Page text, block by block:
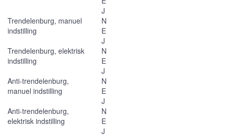
J
Trendelenburg, manuel
indstilling
N
E
J
Trendelenburg, elektrisk
indstilling
N
E
J
Anti-trendelenburg,
manuel indstilling
N
E
J
Anti-trendelenburg,
elektrisk indstilling
N
E
J